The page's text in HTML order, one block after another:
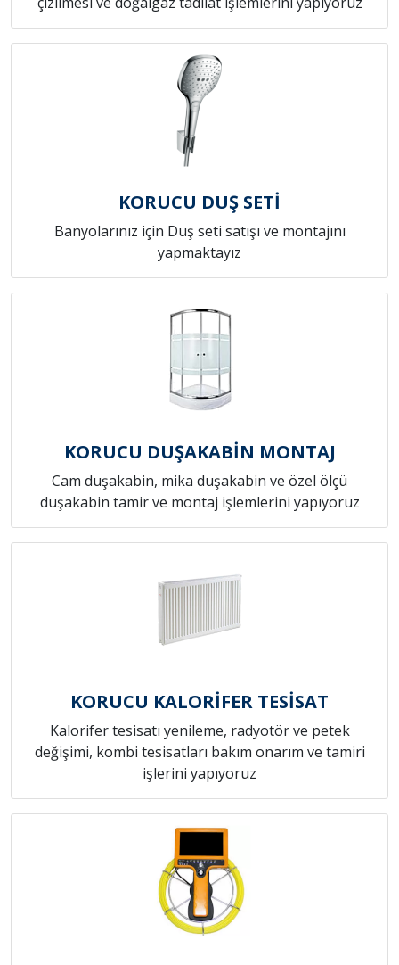
KORUCU DUŞ SETİ
Banyolarınız için Duş seti satışı ve montajını
yapmaktayız
KORUCU DUŞAKABİN MONTAJ
Cam duşakabin, mika duşakabin ve özel ölçü
duşakabin tamir ve montaj işlemlerini yapıyoruz
KORUCU KALORİFER TESİSAT
Kalorifer tesisatı yenileme, radyotör ve petek
değişimi, kombi tesisatları bakım onarım ve tamiri
işlerini yapıyoruz